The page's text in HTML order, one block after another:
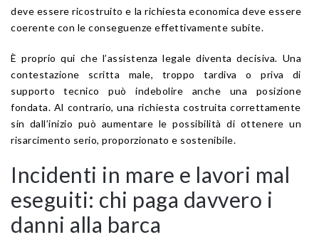
deve essere ricostruito e la richiesta economica deve essere
coerente con le conseguenze effettivamente subite.
È proprio qui che l’assistenza legale diventa decisiva. Una
contestazione scritta male, troppo tardiva o priva di
supporto tecnico può indebolire anche una posizione
fondata. Al contrario, una richiesta costruita correttamente
sin dall’inizio può aumentare le possibilità di ottenere un
risarcimento serio, proporzionato e sostenibile.
Incidenti in mare e lavori mal
eseguiti: chi paga davvero i
danni alla barca